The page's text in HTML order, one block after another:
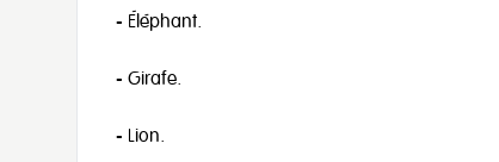
- Éléphant.
- Girafe.
- Lion.